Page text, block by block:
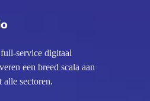
service digitaal
een breed scala aan
sectoren.